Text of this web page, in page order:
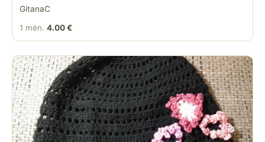
GitanaC
1 mėn. 4.00 €